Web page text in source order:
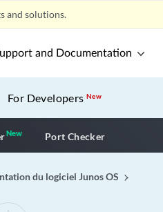
and solutions.
and Documentation
For DevelopersNew
NewNew application
Port Checker
du logiciel Junos OS